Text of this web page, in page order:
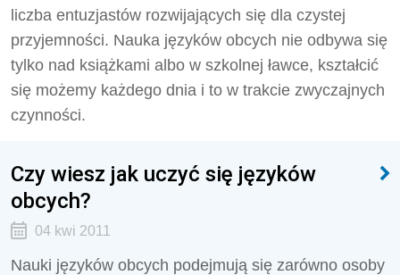
liczba entuzjastów rozwijających się dla czystej
przyjemności. Nauka języków obcych nie odbywa się
tylko nad książkami albo w szkolnej ławce, kształcić
się możemy każdego dnia i to w trakcie zwyczajnych
czynności.
Czy wiesz jak uczyć się języków
obcych?
04 kwi 2011
Nauki języków obcych podejmują się zarówno osoby